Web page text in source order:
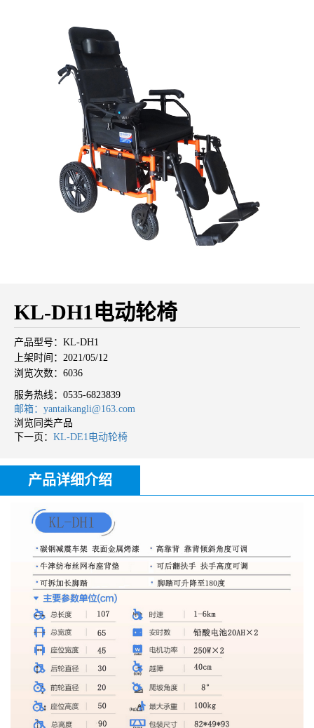
KL-DH1电动轮椅
产品型号：KL-DH1
上架时间：2021/05/12
浏览次数：6036
服务热线： 0535-6823839
邮箱：yantaikangli@163.com
浏览同类产品
下一页： KL-DE1电动轮椅
产品详细介绍